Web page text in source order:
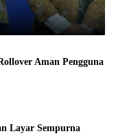
Aman Pengguna
Layar Sempurna